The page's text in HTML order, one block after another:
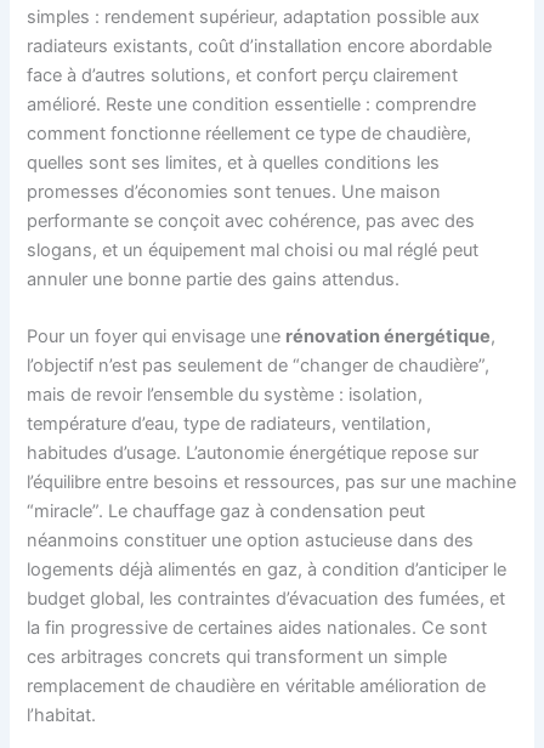
simples : rendement supérieur, adaptation possible aux
radiateurs existants, coût d’installation encore abordable
face à d’autres solutions, et confort perçu clairement
amélioré. Reste une condition essentielle : comprendre
comment fonctionne réellement ce type de chaudière,
quelles sont ses limites, et à quelles conditions les
promesses d’économies sont tenues. Une maison
performante se conçoit avec cohérence, pas avec des
slogans, et un équipement mal choisi ou mal réglé peut
annuler une bonne partie des gains attendus.
Pour un foyer qui envisage une rénovation énergétique,
l’objectif n’est pas seulement de “changer de chaudière”,
mais de revoir l’ensemble du système : isolation,
température d’eau, type de radiateurs, ventilation,
habitudes d’usage. L’autonomie énergétique repose sur
l’équilibre entre besoins et ressources, pas sur une machine
“miracle”. Le chauffage gaz à condensation peut
néanmoins constituer une option astucieuse dans des
logements déjà alimentés en gaz, à condition d’anticiper le
budget global, les contraintes d’évacuation des fumées, et
la fin progressive de certaines aides nationales. Ce sont
ces arbitrages concrets qui transforment un simple
remplacement de chaudière en véritable amélioration de
l’habitat.